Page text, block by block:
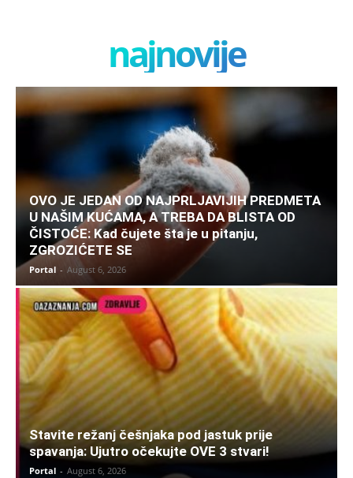
najnovije
OVO JE JEDAN OD NAJPRLJAVIJIH PREDMETA
U NAŠIM KUĆAMA, A TREBA DA BLISTA OD
ČISTOĆE: Kad čujete šta je u pitanju,
ZGROZIĆETE SE
Portal - August 6, 2026
Stavite režanj češnjaka pod jastuk prije
spavanja: Ujutro očekujte OVE 3 stvari!
Portal - August 6, 2026